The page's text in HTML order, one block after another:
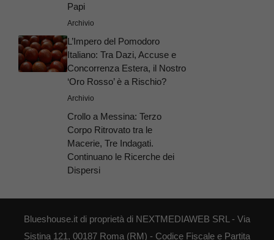
Papi
Archivio
L’Impero del Pomodoro
Italiano: Tra Dazi, Accuse e
Concorrenza Estera, il Nostro
‘Oro Rosso’ è a Rischio?
Archivio
Crollo a Messina: Terzo
Corpo Ritrovato tra le
Macerie, Tre Indagati.
Continuano le Ricerche dei
Dispersi
Blueshouse.it di proprietà di NEXTMEDIAWEB SRL - Via
Sistina 121, 00187 Roma (RM) - Codice Fiscale e Partita